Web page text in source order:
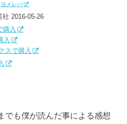
ヨメレバ
社 2016-05-26
購入
入
スで購入
も僕が読んだ事による感想